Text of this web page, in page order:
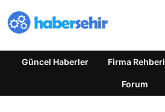
Güncel Haberler Firma Rehberi
Forum